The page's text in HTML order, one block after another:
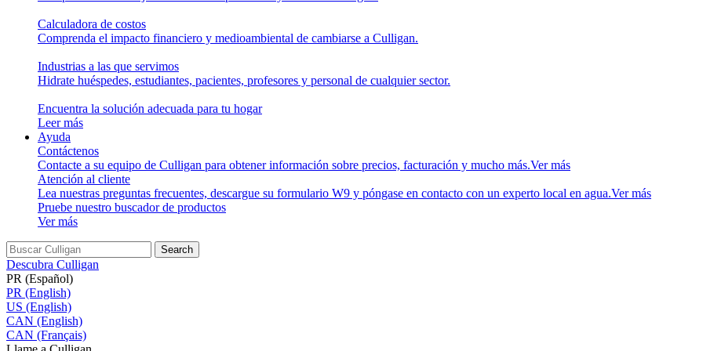
Calculadora de costos
Comprenda el impacto financiero y medioambiental de cambiarse a Culligan.
Industrias a las que servimos
Hidrate huéspedes, estudiantes, pacientes, profesores y personal de cualquier sector.
Encuentra la solución adecuada para tu hogar
Leer más
Ayuda
Contáctenos
Contacte a su equipo de Culligan para obtener información sobre precios, facturación y mucho más.Ver más
Atención al cliente
Lea nuestras preguntas frecuentes, descargue su formulario W9 y póngase en contacto con un experto local en agua.Ver más
Pruebe nuestro buscador de productos
Ver más
Search
Descubra Culligan
PR (Español)
PR (English)
US (English)
CAN (English)
CAN (Français)